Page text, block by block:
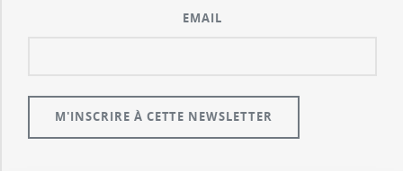
EMAIL